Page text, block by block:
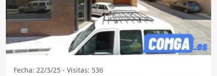
Fecha: 22/3/25 - Visitas: 536